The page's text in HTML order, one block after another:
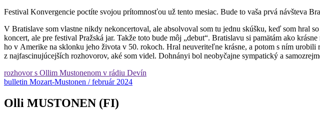
Festival Konvergencie poctíte svojou prítomnosťou už tento mesiac. Bude to vaša prvá návšteva
V Bratislave som vlastne nikdy nekoncertoval, ale absolvoval som tu jednu skúšku, keď som hral
koncert, ale pre festival Pražská jar. Takže toto bude môj „debut“. Bratislavu si pamätám ako
ho v Amerike na sklonku jeho života v 50. rokoch. Hral neuveriteľne krásne, a potom s ním
z najfascinujúcejších rozhovorov, aké som videl. Dohnányi bol neobyčajne sympatický a
rozhovor s Ollim Mustonenom v rádiu Devín
bulletin Mozart-Mustonen / február 2024
Olli MUSTONEN (FI)